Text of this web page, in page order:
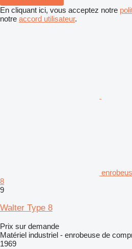
En cliquant ici, vous acceptez notre
notre accord utilisateur.
8
9
Walter Type 8
Prix sur demande
Matériel industriel - enrobeuse de
1969